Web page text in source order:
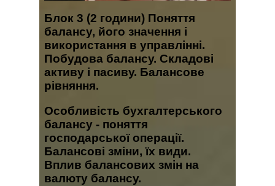
Блок 3 (2 години) Поняття
балансу, його значення і
використання в управлінні.
Побудова балансу. Складові
активу і пасиву. Балансове
рівняння.
Особливість бухгалтерського
балансу - поняття
господарської операції.
Балансові зміни, їх види.
Вплив балансових змін на
валюту балансу.